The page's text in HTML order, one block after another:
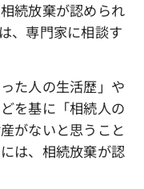
続放棄が認められ
、専門家に相談す
た人の生活歴」や
を基に「相続人の
がないと思うこと
は、相続放棄が認